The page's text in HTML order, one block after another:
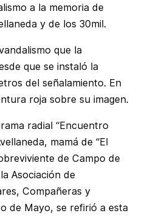
a la memoria de
y de los 30mil.
que la
que se instaló la
del señalamiento. En
roja sobre su imagen.
radial “Encuentro
mamá de “El
de Campo de
Asociación de
Compañeras y
de Mayo, se refirió a esta